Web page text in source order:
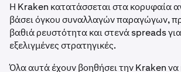
Η Kraken κατατάσσεται στα κορυφαία
βάσει όγκου συναλλαγών παραγώγων,
βαθιά ρευστότητα και στενά spreads
εξελιγμένες στρατηγικές.
Όλα αυτά έχουν βοηθήσει την Kraken να